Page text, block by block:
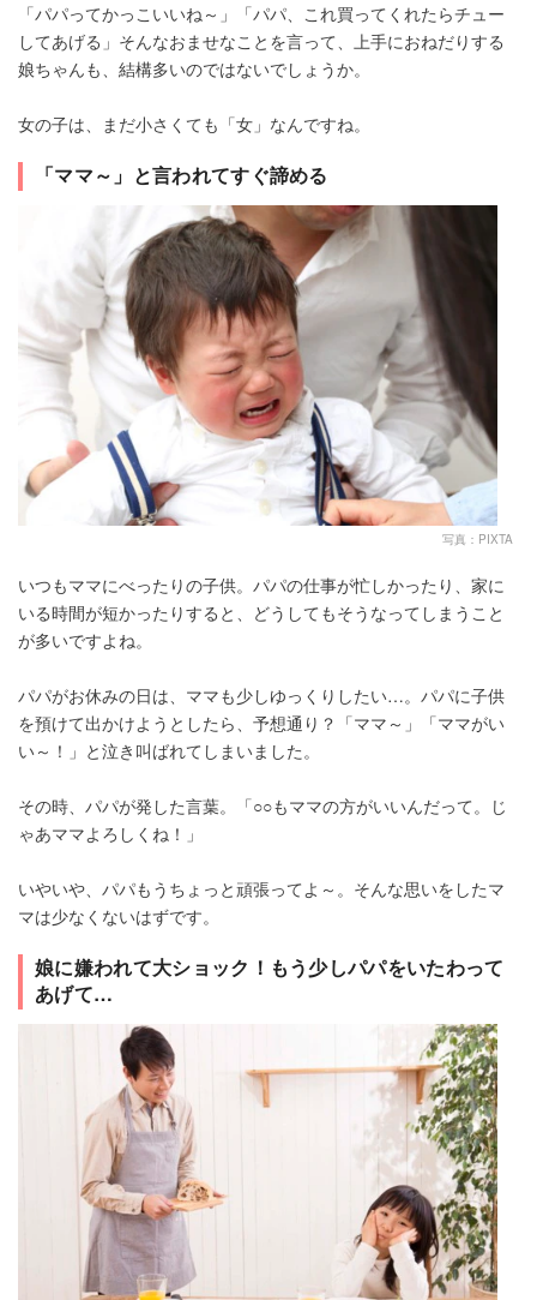
「パパってかっこいいね～」「パパ、これ買ってくれたらチュー
してあげる」そんなおませなことを言って、上手におねだりする
娘ちゃんも、結構多いのではないでしょうか。
女の子は、まだ小さくても「女」なんですね。
「ママ～」と言われてすぐ諦める
写真：PIXTA
いつもママにべったりの子供。パパの仕事が忙しかったり、家に
いる時間が短かったりすると、どうしてもそうなってしまうこと
が多いですよね。
パパがお休みの日は、ママも少しゆっくりしたい…。パパに子供
を預けて出かけようとしたら、予想通り？「ママ～」「ママがい
い～！」と泣き叫ばれてしまいました。
その時、パパが発した言葉。「○○もママの方がいいんだって。じ
ゃあママよろしくね！」
いやいや、パパもうちょっと頑張ってよ～。そんな思いをしたマ
マは少なくないはずです。
娘に嫌われて大ショック！もう少しパパをいたわって
あげて…